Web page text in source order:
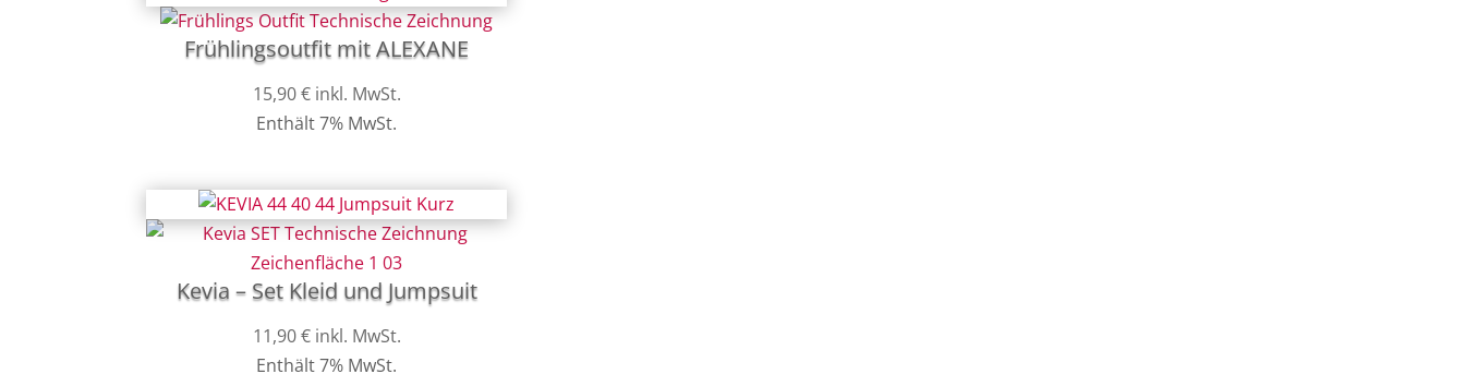
Frühlingsoutfit mit ALEXANE
15,90€ inkl. MwSt.
Enthält 7% MwSt.
Kevia – Set Kleid und Jumpsuit
11,90€ inkl. MwSt.
Enthält 7% MwSt.